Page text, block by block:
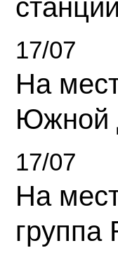
17/07
На
Южной
17/07
На
группа